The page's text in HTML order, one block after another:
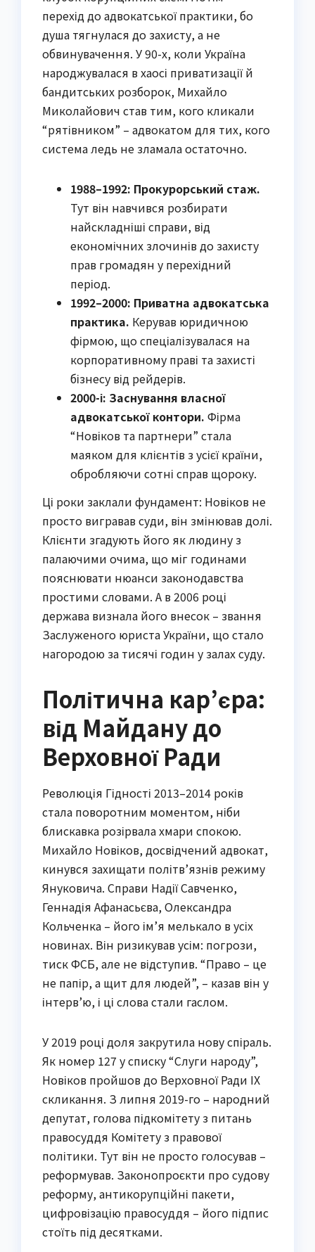
перехід до адвокатської практики, бо
душа тягнулася до захисту, а не
обвинувачення. У 90-х, коли Україна
народжувалася в хаосі приватизації й
бандитських розборок, Михайло
Миколайович став тим, кого кликали
“рятівником” – адвокатом для тих, кого
система ледь не зламала остаточно.
1988–1992: Прокурорський стаж.
Тут він навчився розбирати
найскладніші справи, від
економічних злочинів до захисту
прав громадян у перехідний
період.
1992–2000: Приватна адвокатська
практика. Керував юридичною
фірмою, що спеціалізувалася на
корпоративному праві та захисті
бізнесу від рейдерів.
2000-і: Заснування власної
адвокатської контори. Фірма
“Новіков та партнери” стала
маяком для клієнтів з усієї країни,
обробляючи сотні справ щороку.
Ці роки заклали фундамент: Новіков не
просто вигравав суди, він змінював долі.
Клієнти згадують його як людину з
палаючими очима, що міг годинами
пояснювати нюанси законодавства
простими словами. А в 2006 році
держава визнала його внесок – звання
Заслуженого юриста України, що стало
нагородою за тисячі годин у залах суду.
Політична кар’єра:
від Майдану до
Верховної Ради
Революція Гідності 2013–2014 років
стала поворотним моментом, ніби
блискавка розірвала хмари спокою.
Михайло Новіков, досвідчений адвокат,
кинувся захищати політв’язнів режиму
Януковича. Справи Надії Савченко,
Геннадія Афанасьєва, Олександра
Кольченка – його ім’я мелькало в усіх
новинах. Він ризикував усім: погрози,
тиск ФСБ, але не відступив. “Право – це
не папір, а щит для людей”, – казав він у
інтерв’ю, і ці слова стали гаслом.
У 2019 році доля закрутила нову спіраль.
Як номер 127 у списку “Слуги народу”,
Новіков пройшов до Верховної Ради IX
скликання. З липня 2019-го – народний
депутат, голова підкомітету з питань
правосуддя Комітету з правової
політики. Тут він не просто голосував –
реформував. Законопроєкти про судову
реформу, антикорупційні пакети,
цифровізацію правосуддя – його підпис
стоїть під десятками.